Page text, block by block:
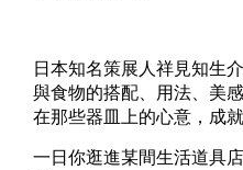
日本知名策展人祥見知生
與食物的搭配、用法、美
在那些器皿上的心意，成
一日你逛進某間生活道具